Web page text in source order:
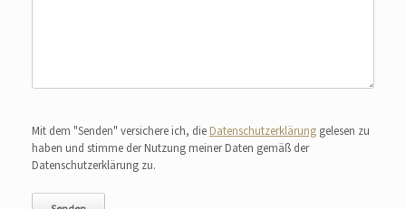
Mit dem "Senden" versichere ich, die Datenschutzerklärung gelesen zu
haben und stimme der Nutzung meiner Daten gemäß der
Datenschutzerklärung zu.